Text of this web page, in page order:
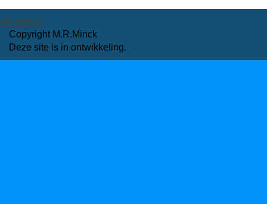
disclaimer
Copyright M.R.Minck
Deze site is in ontwikkeling.